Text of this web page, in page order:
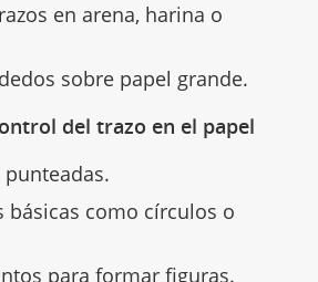
en arena, harina o
sobre papel grande.
del trazo en el papel
punteadas.
como círculos o
para formar figuras.